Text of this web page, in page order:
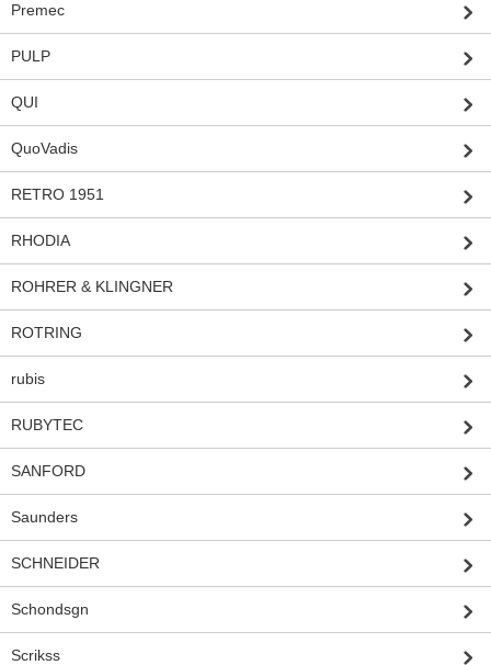
Premec
PULP
QUI
QuoVadis
RETRO 1951
RHODIA
ROHRER & KLINGNER
ROTRING
rubis
RUBYTEC
SANFORD
Saunders
SCHNEIDER
Schondsgn
Scrikss